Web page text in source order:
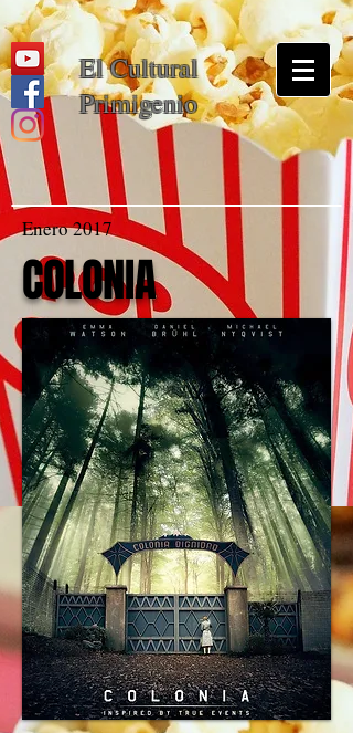
El Cultural
Primigenio
Enero 2017
COLONIA